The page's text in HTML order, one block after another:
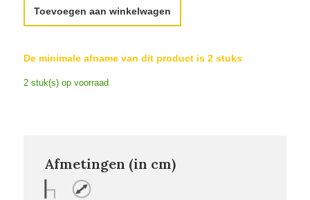
Toevoegen aan winkelwagen
De minimale afname van dit product is 2 stuks
2 stuk(s) op voorraad
Afmetingen (in cm)